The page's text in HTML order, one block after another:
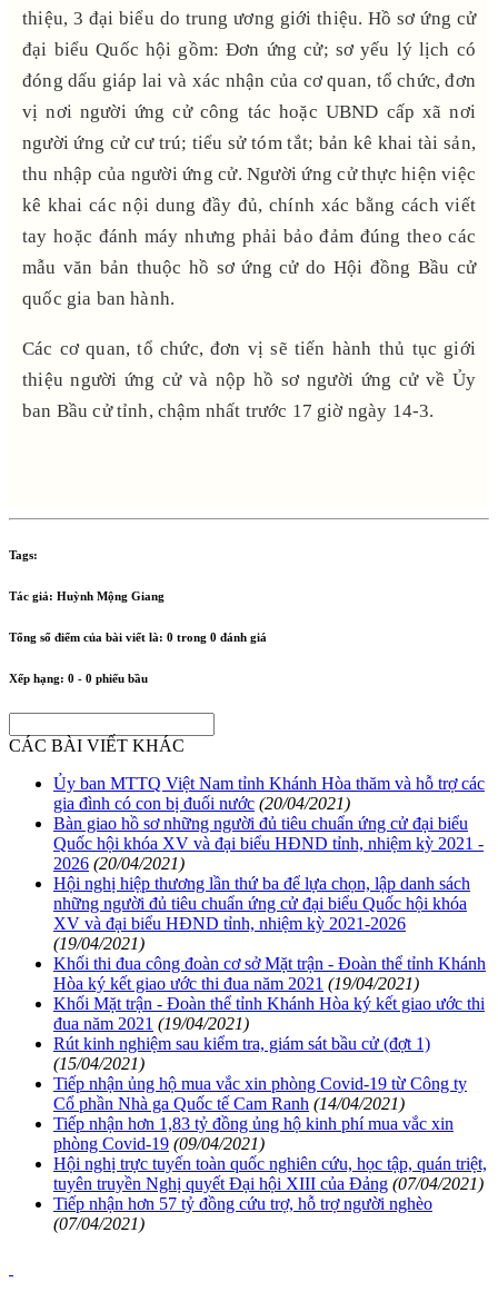
thiệu, 3 đại biểu do trung ương giới thiệu. Hồ sơ ứng cử
đại biểu Quốc hội gồm: Đơn ứng cử; sơ yếu lý lịch có
đóng dấu giáp lai và xác nhận của cơ quan, tổ chức, đơn
vị nơi người ứng cử công tác hoặc UBND cấp xã nơi
người ứng cử cư trú; tiểu sử tóm tắt; bản kê khai tài sản,
thu nhập của người ứng cử. Người ứng cử thực hiện việc
kê khai các nội dung đầy đủ, chính xác bằng cách viết
tay hoặc đánh máy nhưng phải bảo đảm đúng theo các
mẫu văn bản thuộc hồ sơ ứng cử do Hội đồng Bầu cử
quốc gia ban hành.
Các cơ quan, tổ chức, đơn vị sẽ tiến hành thủ tục giới
thiệu người ứng cử và nộp hồ sơ người ứng cử về Ủy
ban Bầu cử tỉnh, chậm nhất trước 17 giờ ngày 14-3.
Tags:
Tác giả: Huỳnh Mộng Giang
Tổng số điểm của bài viết là: 0 trong 0 đánh giá
Xếp hạng: 0 - 0 phiếu bầu
CÁC BÀI VIẾT KHÁC
Ủy ban MTTQ Việt Nam tỉnh Khánh Hòa thăm và hỗ trợ các
gia đình có con bị đuối nước (20/04/2021)
Bàn giao hồ sơ những người đủ tiêu chuẩn ứng cử đại biểu
Quốc hội khóa XV và đại biểu HĐND tỉnh, nhiệm kỳ 2021 -
2026 (20/04/2021)
Hội nghị hiệp thương lần thứ ba để lựa chọn, lập danh sách
những người đủ tiêu chuẩn ứng cử đại biểu Quốc hội khóa
XV và đại biểu HĐND tỉnh, nhiệm kỳ 2021-2026
(19/04/2021)
Khối thi đua công đoàn cơ sở Mặt trận - Đoàn thể tỉnh Khánh
Hòa ký kết giao ước thi đua năm 2021 (19/04/2021)
Khối Mặt trận - Đoàn thể tỉnh Khánh Hòa ký kết giao ước thi
đua năm 2021 (19/04/2021)
Rút kinh nghiệm sau kiểm tra, giám sát bầu cử (đợt 1)
(15/04/2021)
Tiếp nhận ủng hộ mua vắc xin phòng Covid-19 từ Công ty
Cổ phần Nhà ga Quốc tế Cam Ranh (14/04/2021)
Tiếp nhận hơn 1,83 tỷ đồng ủng hộ kinh phí mua vắc xin
phòng Covid-19 (09/04/2021)
Hội nghị trực tuyến toàn quốc nghiên cứu, học tập, quán triệt,
tuyên truyền Nghị quyết Đại hội XIII của Đảng (07/04/2021)
Tiếp nhận hơn 57 tỷ đồng cứu trợ, hỗ trợ người nghèo
(07/04/2021)